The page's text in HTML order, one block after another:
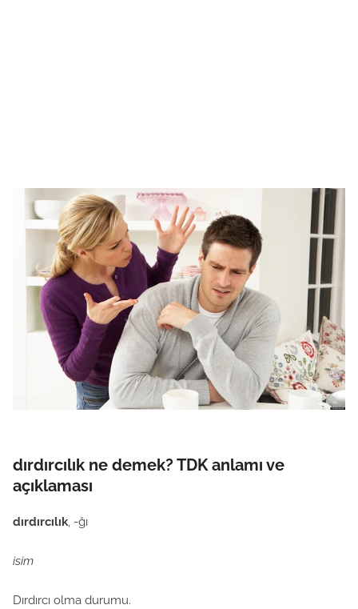
dırdırcılık ne demek? TDK anlamı ve
açıklaması
dırdırcılık, -ğı
isim
Dırdırcı olma durumu.